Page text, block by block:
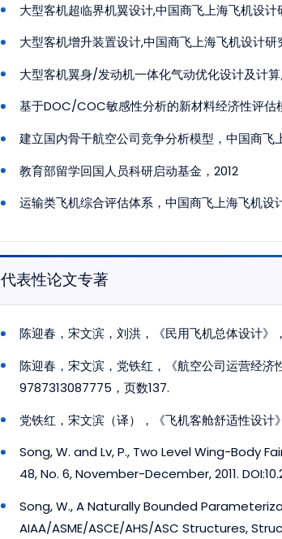
大型客机超临界机翼设计,中国商飞上海飞机设计
大型客机增升装置设计,中国商飞上海飞机设计研
大型客机翼身/发动机一体化气动优化设计及计
基于DOC/COC敏感性分析的新材料经济性评估
建立国内骨干航空公司竞争分析模型，中国商飞
教育部留学回国人员科研启动基金，2012
运输类飞机综合评估体系，中国商飞上海飞机设
代表性论文专著
陈迎春，宋文滨，刘洪，《民用飞机总体设计
陈迎春，宋文滨，党铁红，《航空公司运营经济
9787313087775，页数137.
党铁红，宋文滨（译），《飞机客舱舒适性设
Song, W. and Lv, P., Two Level Wing-Body
48, No. 6, November-December, 2011.
Song, W., A Naturally Bounded
AIAA/ASME/ASCE/AHS/ASC Structures,